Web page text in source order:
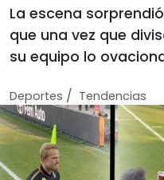
La escena
que una vez que
su equipo lo
Deportes / Tendencias